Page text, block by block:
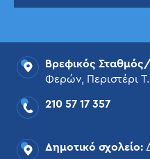
Βρεφικός
Φερών, Περιστέρι
210 57 17 357
Δημοτικό σχολείο: